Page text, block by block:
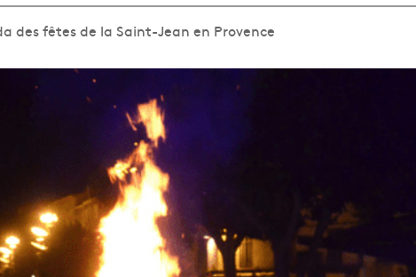
des fêtes de la Saint-Jean en Provence